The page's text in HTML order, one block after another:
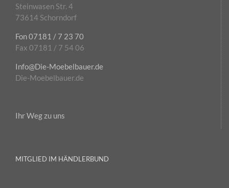
Steinwasen Str. 4
73614 Schorndorf
Fon 07181 / 7 23 70
Fax 07181 / 7 54 06
Info@Die-Moebelbauer.de
Die-Moebelbauer.de
Ihr Weg zu uns
MITGLIED IM HÄNDLERBUND